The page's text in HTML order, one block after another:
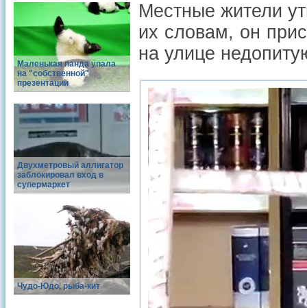
Маленькая панда упала
на "собственной"
презентации
Двухметровый аллигатор
заблокировал вход в
супермаркет
Чудо-Юдо, рыба-кит
Местные жители
их словам, он
на улице